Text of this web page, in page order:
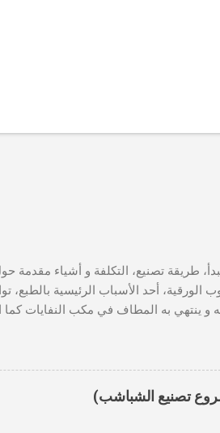
الأكواب الورقية 2019 | كيف تبدأ، طريقة تصنيع، التكلفة و
الورقية، أحد الأسباب الرئيسية بالطبع،
و ينتهي به المطاف في مكب النفايات كما
يقلل من فرص الأمراض التي تنقلها
بمجرد تأسيس مشروع صناعة الاكواب
سلاسل المطاعم الدولية و مطاعم
أكثر ربحية كخيار تجاري. يمكن بدء